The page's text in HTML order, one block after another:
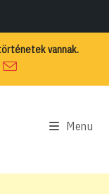
vannak.
Menu